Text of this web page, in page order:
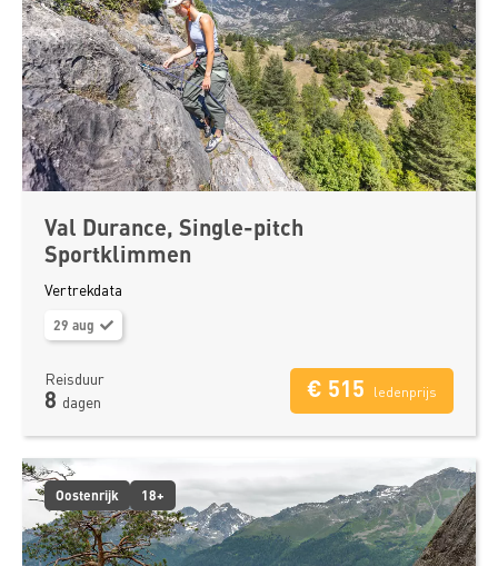
Val Durance, Single-pitch
Sportklimmen
Vertrekdata
29 aug
€ 515 ledenprijs
Reisduur
8 dagen
Oostenrijk 18+